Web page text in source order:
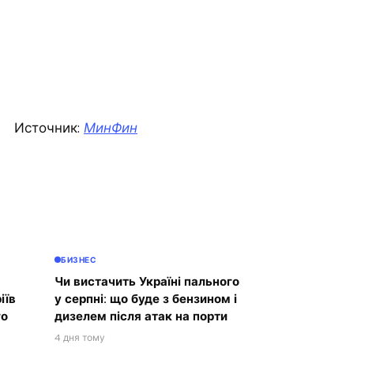
Источник: МинФин
БИЗНЕС
Чи вистачить Україні пального
у серпні: що буде з бензином і
дизелем після атак на порти
4 дня тому